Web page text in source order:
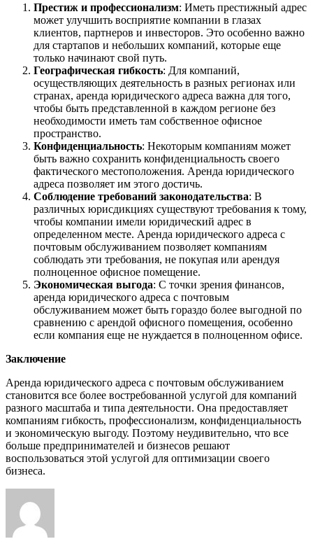
Престиж и профессионализм: Иметь престижный адрес
может улучшить восприятие компании в глазах
клиентов, партнеров и инвесторов. Это особенно важно
для стартапов и небольших компаний, которые еще
только начинают свой путь.
Географическая гибкость: Для компаний,
осуществляющих деятельность в разных регионах или
странах, аренда юридического адреса важна для того,
чтобы быть представленной в каждом регионе без
необходимости иметь там собственное офисное
пространство.
Конфиденциальность: Некоторым компаниям может
быть важно сохранить конфиденциальность своего
фактического местоположения. Аренда юридического
адреса позволяет им этого достичь.
Соблюдение требований законодательства: В
различных юрисдикциях существуют требования к тому,
чтобы компании имели юридический адрес в
определенном месте. Аренда юридического адреса с
почтовым обслуживанием позволяет компаниям
соблюдать эти требования, не покупая или арендуя
полноценное офисное помещение.
Экономическая выгода: С точки зрения финансов,
аренда юридического адреса с почтовым
обслуживанием может быть гораздо более выгодной по
сравнению с арендой офисного помещения, особенно
если компания еще не нуждается в полноценном офисе.
Заключение
Аренда юридического адреса с почтовым обслуживанием
становится все более востребованной услугой для компаний
разного масштаба и типа деятельности. Она предоставляет
компаниям гибкость, профессионализм, конфиденциальность
и экономическую выгоду. Поэтому неудивительно, что все
больше предпринимателей и бизнесов решают
воспользоваться этой услугой для оптимизации своего
бизнеса.